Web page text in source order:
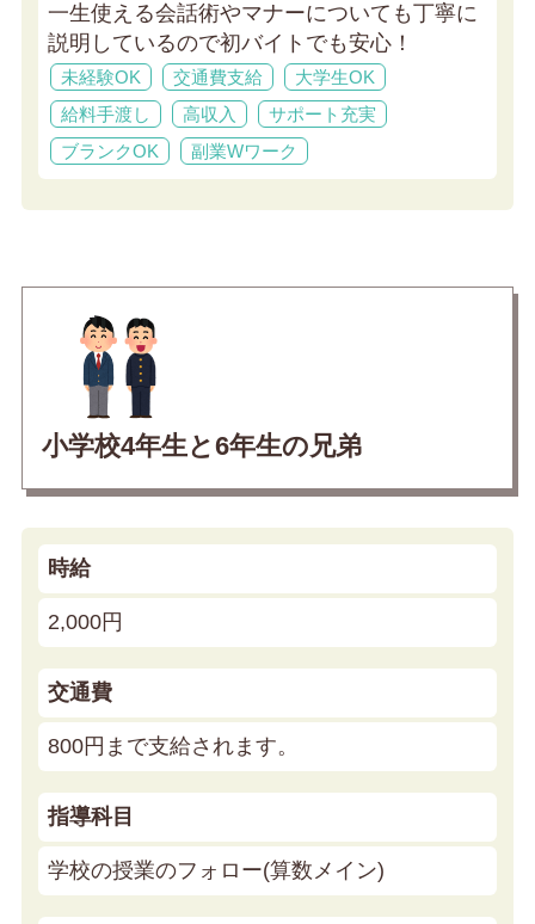
一生使える会話術やマナーについても丁寧に
説明しているので初バイトでも安心！
未経験OK 交通費支給
大学生OK
給料手渡し
高収入
サポート充実
ブランクOK
副業Wワーク
小学校4年生と6年生の兄弟
時給
2,000円
交通費
800円まで支給されます。
指導科目
学校の授業のフォロー(算数メイン)